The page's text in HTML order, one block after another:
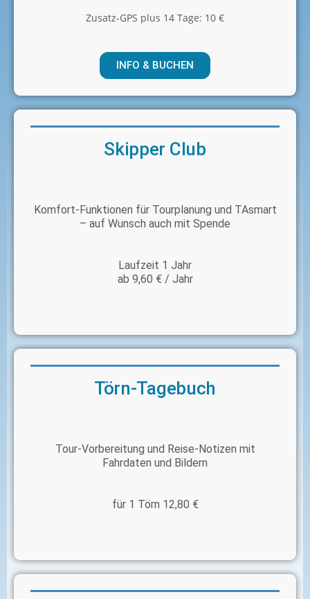
Zusatz-GPS plus 14 Tage: 10 €
INFO & BUCHEN
Skipper Club
Komfort-Funktionen für Tourplanung und TAsmart
– auf Wunsch auch mit Spende
Laufzeit 1 Jahr
ab 9,60 € / Jahr
Törn-Tagebuch
Tour-Vorbereitung und Reise-Notizen mit
Fahrdaten und Bildern
für 1 Törn 12,80 €